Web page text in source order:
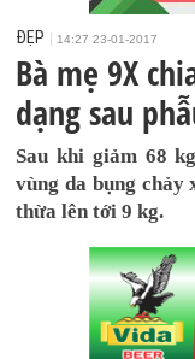
ĐẸP 14:27 23-01-2017
Bà mẹ 9X
dạng sau
Sau khi giảm 68
vùng da bụng chảy
thừa lên tới 9 kg.